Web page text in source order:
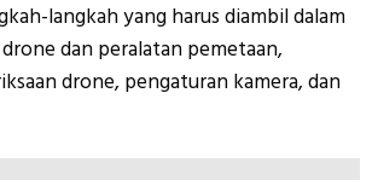
langkah yang harus diambil dalam
dan peralatan pemetaan,
drone, pengaturan kamera, dan